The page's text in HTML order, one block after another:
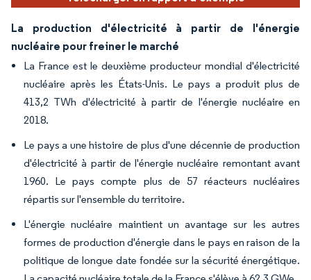
La production d'électricité à partir de l'énergie
nucléaire pour freiner le marché
La France est le deuxième producteur mondial d'électricité
nucléaire après les États-Unis. Le pays a produit plus de
413,2 TWh d'électricité à partir de l'énergie nucléaire en
2018.
Le pays a une histoire de plus d'une décennie de production
d'électricité à partir de l'énergie nucléaire remontant avant
1960. Le pays compte plus de 57 réacteurs nucléaires
répartis sur l'ensemble du territoire.
L'énergie nucléaire maintient un avantage sur les autres
formes de production d'énergie dans le pays en raison de la
politique de longue date fondée sur la sécurité énergétique.